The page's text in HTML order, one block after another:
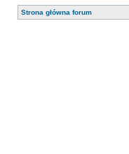
Strona główna forum